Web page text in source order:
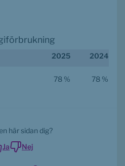
2025
2024
78 % 78 %
här sidan dig?
Ja
Nej